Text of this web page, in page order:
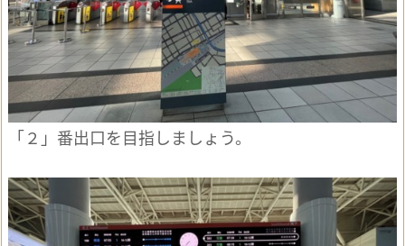
「２」番出口を目指しましょう。